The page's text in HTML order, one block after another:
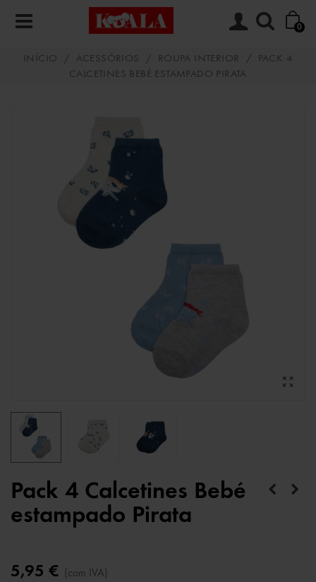
0
INÍCIO / ACESSÓRIOS / ROUPA INTERIOR /
PACK 4
CALCETINES BEBÉ ESTAMPADO PIRATA
Pack 4 Calcetines Bebé
estampado Pirata
5,95 € (com IVA)